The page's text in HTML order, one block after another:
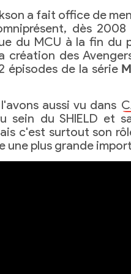
a fait office de
dès
du MCU à la fin du
création des
épisodes de la série
aussi vu dans
sein du SHIELD et
c'est surtout son
une plus grande